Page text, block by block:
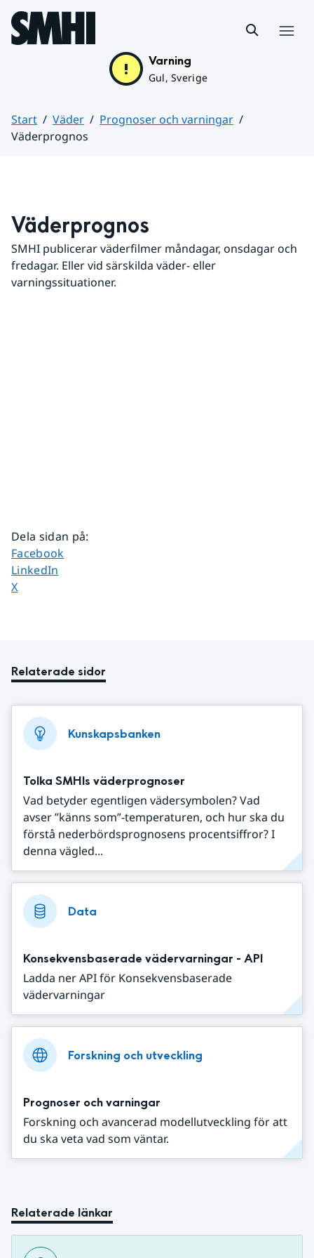
Hoppa till sidans innehåll
Varning
Gul, Sverige
Start Väder
Prognoser och varningar
Väderprognos
Väderprognos
SMHI publicerar väderfilmer måndagar, onsdagar och
fredagar. Eller vid särskilda väder- eller
varningssituationer.
Dela sidan på:
Dela sidan på
Facebook
Dela sidan på
LinkedIn
Dela sidan på
X
Relaterade sidor
Kunskapsbanken
Tolka SMHIs väderprognoser
Vad betyder egentligen vädersymbolen? Vad
avser ”känns som”-temperaturen, och hur ska du
förstå nederbördsprognosens procentsiffror? I
denna vägled...
Data
Konsekvensbaserade vädervarningar - API
Ladda ner API för Konsekvensbaserade
vädervarningar
Forskning och utveckling
Prognoser och varningar
Forskning och avancerad modellutveckling för att
du ska veta vad som väntar.
Relaterade länkar